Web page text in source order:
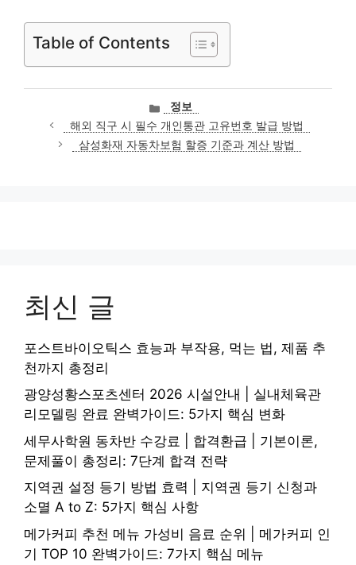
Table of Contents
카
테
고
리
정보
해외 직구 시 필수 개인통관 고유번호 발급 방법
삼성화재 자동차보험 할증 기준과 계산 방법
최신 글
포스트바이오틱스 효능과 부작용, 먹는 법, 제품 추
천까지 총정리
광양성황스포츠센터 2026 시설안내 | 실내체육관
리모델링 완료 완벽가이드: 5가지 핵심 변화
세무사학원 동차반 수강료 | 합격환급 | 기본이론,
문제풀이 총정리: 7단계 합격 전략
지역권 설정 등기 방법 효력 | 지역권 등기 신청과
소멸 A to Z: 5가지 핵심 사항
메가커피 추천 메뉴 가성비 음료 순위 | 메가커피 인
기 TOP 10 완벽가이드: 7가지 핵심 메뉴